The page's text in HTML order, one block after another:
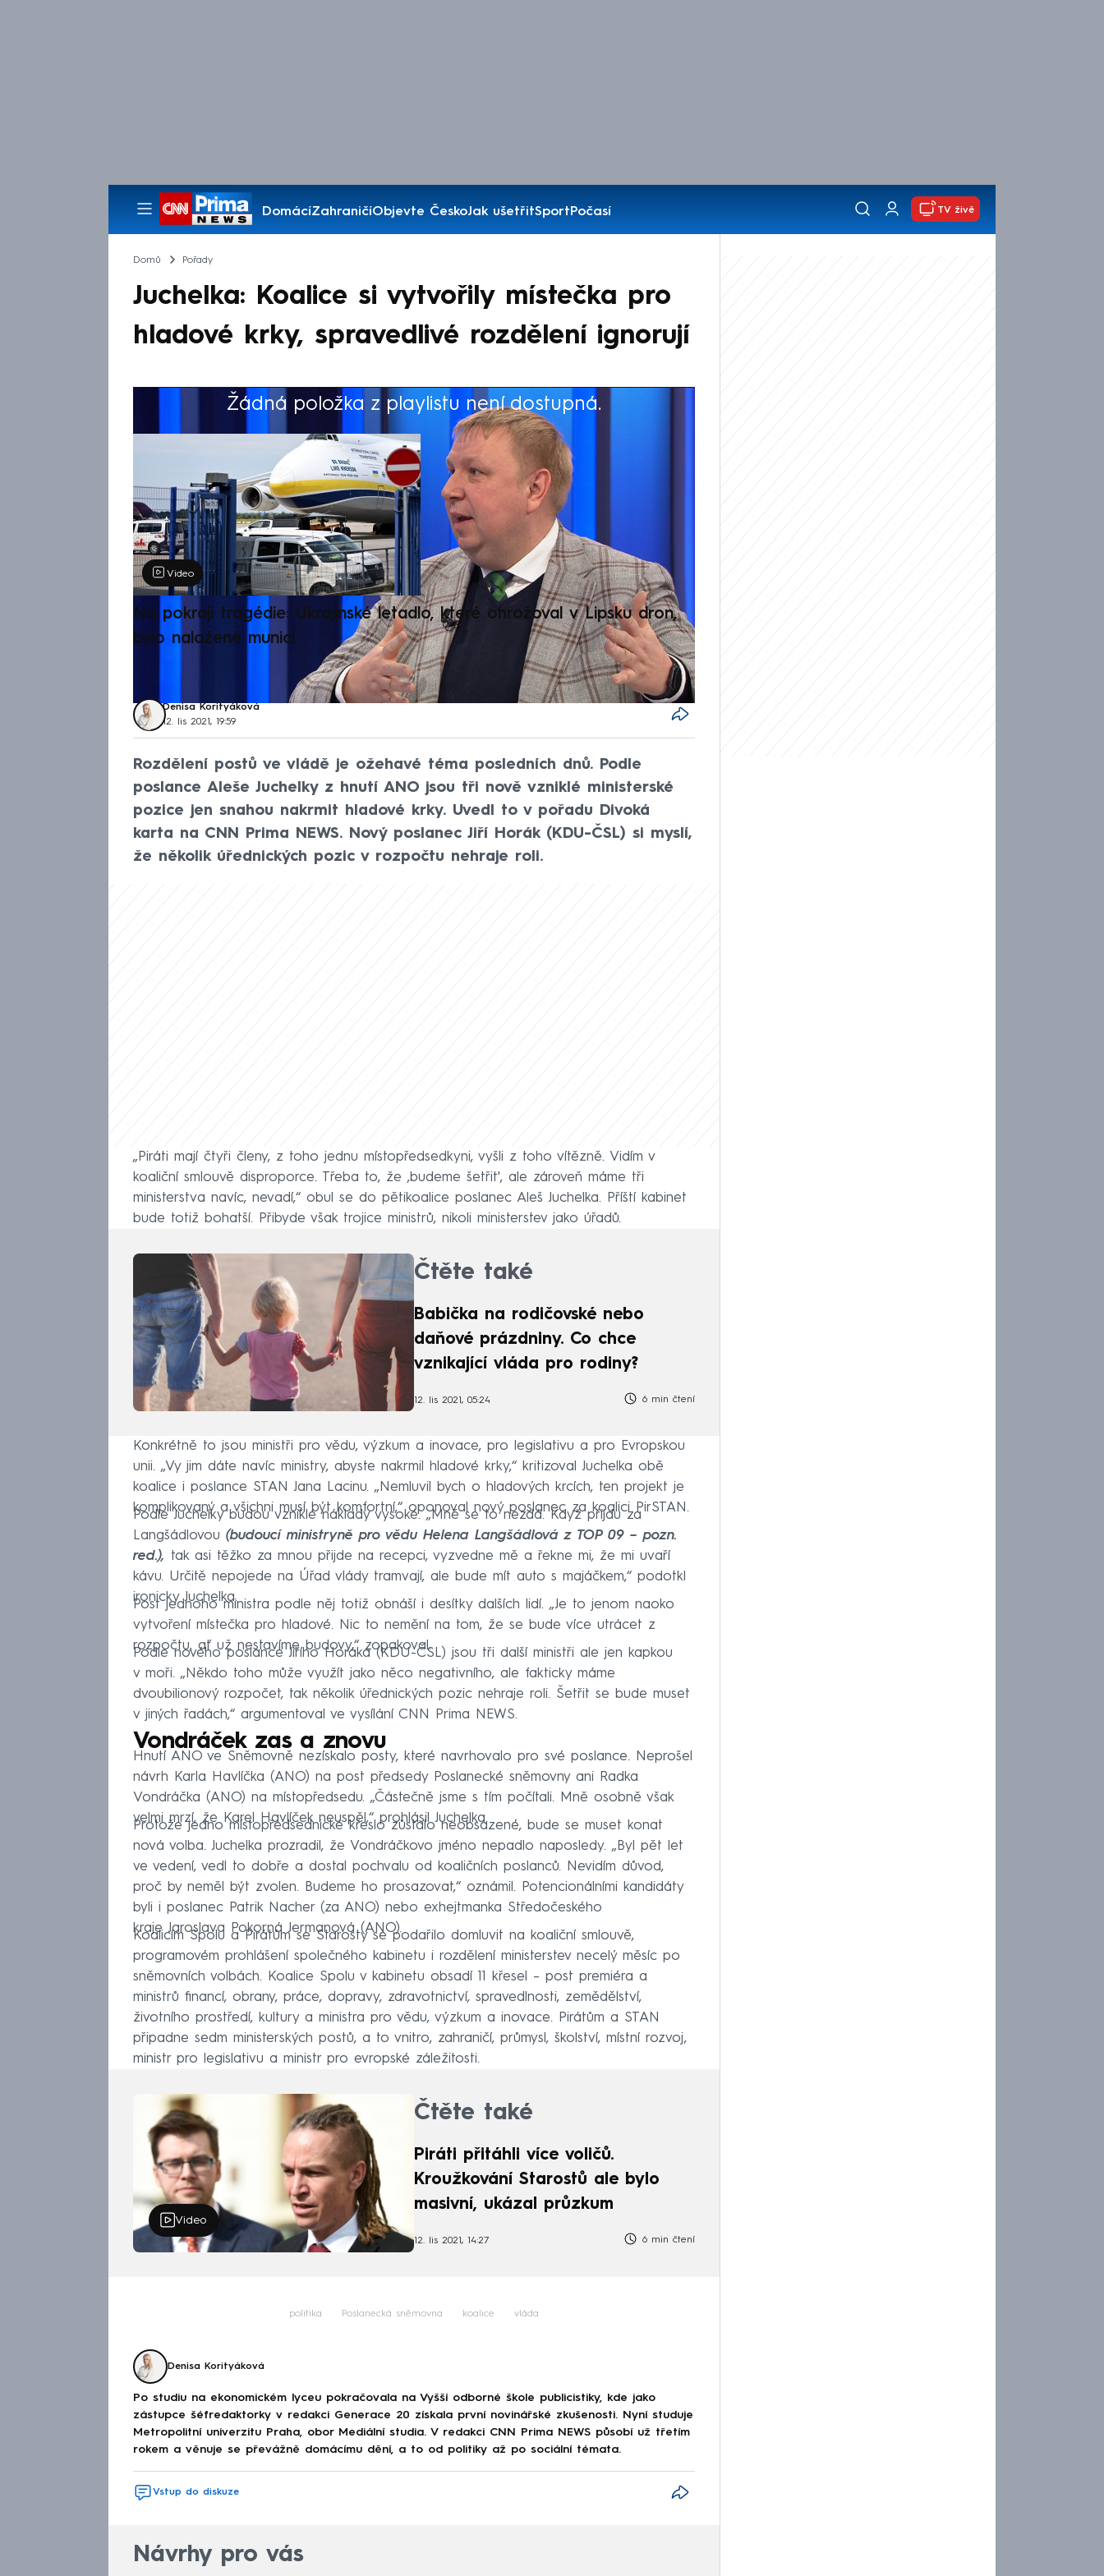
DomácíZahraničíObjevte ČeskoJak ušetřitSportPočasí
Pořady
TV živě
Domů Pořady
Juchelka: Koalice si vytvořily místečka pro
hladové krky, spravedlivé rozdělení ignorují
Žádná položka z playlistu není dostupná.
Výběr redakce
Video
Na pokraji tragédie: Ukrajinské letadlo, které ohrožoval v Lipsku dron,
bylo naložené municí
Denisa Korityáková
12. lis 2021, 19:59
Rozdělení postů ve vládě je ožehavé téma posledních dnů. Podle
poslance Aleše Juchelky z hnutí ANO jsou tři nově vzniklé ministerské
pozice jen snahou nakrmit hladové krky. Uvedl to v pořadu Divoká
karta na CNN Prima NEWS. Nový poslanec Jiří Horák (KDU-ČSL) si myslí,
že několik úřednických pozic v rozpočtu nehraje roli.
„Piráti mají čtyři členy, z toho jednu místopředsedkyni, vyšli z toho vítězně. Vidím v
koaliční smlouvě disproporce. Třeba to, že ‚budeme šetřit', ale zároveň máme tři
ministerstva navíc, nevadí,“ obul se do pětikoalice poslanec Aleš Juchelka. Příští kabinet
bude totiž bohatší. Přibyde však trojice ministrů, nikoli ministerstev jako úřadů.
Čtěte také
Babička na rodičovské nebo
daňové prázdniny. Co chce
vznikající vláda pro rodiny?
12. lis 2021, 05:24 6 min čtení
Konkrétně to jsou ministři pro vědu, výzkum a inovace, pro legislativu a pro Evropskou
unii. „Vy jim dáte navíc ministry, abyste nakrmil hladové krky,“ kritizoval Juchelka obě
koalice i poslance STAN Jana Lacinu. „Nemluvil bych o hladových krcích, ten projekt je
komplikovaný a všichni musí být komfortní,“ oponoval nový poslanec za koalici PirSTAN.
Podle Juchelky budou vzniklé náklady vysoké. „Mně se to nezdá. Když přijdu za
Langšádlovou (budoucí ministryně pro vědu Helena Langšádlová z TOP 09 – pozn.
red.), tak asi těžko za mnou přijde na recepci, vyzvedne mě a řekne mi, že mi uvaří
kávu. Určitě nepojede na Úřad vlády tramvají, ale bude mít auto s majáčkem,“ podotkl
ironicky Juchelka.
Post jednoho ministra podle něj totiž obnáší i desítky dalších lidí. „Je to jenom naoko
vytvoření místečka pro hladové. Nic to nemění na tom, že se bude více utrácet z
rozpočtu, ať už nestavíme budovy,“ zopakoval.
Podle nového poslance Jiřího Horáka (KDU-ČSL) jsou tři další ministři ale jen kapkou
v moři. „Někdo toho může využít jako něco negativního, ale fakticky máme
dvoubilionový rozpočet, tak několik úřednických pozic nehraje roli. Šetřit se bude muset
v jiných řadách,“ argumentoval ve vysílání CNN Prima NEWS.
Vondráček zas a znovu
Hnutí ANO ve Sněmovně nezískalo posty, které navrhovalo pro své poslance. Neprošel
návrh Karla Havlíčka (ANO) na post předsedy Poslanecké sněmovny ani Radka
Vondráčka (ANO) na místopředsedu. „Částečně jsme s tím počítali. Mně osobně však
velmi mrzí, že Karel Havlíček neuspěl,“ prohlásil Juchelka.
Protože jedno místopředsednické křeslo zůstalo neobsazené, bude se muset konat
nová volba. Juchelka prozradil, že Vondráčkovo jméno nepadlo naposledy. „Byl pět let
ve vedení, vedl to dobře a dostal pochvalu od koaličních poslanců. Nevidím důvod,
proč by neměl být zvolen. Budeme ho prosazovat,“ oznámil. Potencionálními kandidáty
byli i poslanec Patrik Nacher (za ANO) nebo exhejtmanka Středočeského
kraje Jaroslava Pokorná Jermanová (ANO).
Koalicím Spolu a Pirátům se Starosty se podařilo domluvit na koaliční smlouvě,
programovém prohlášení společného kabinetu i rozdělení ministerstev necelý měsíc po
sněmovních volbách. Koalice Spolu v kabinetu obsadí 11 křesel – post premiéra a
ministrů financí, obrany, práce, dopravy, zdravotnictví, spravedlnosti, zemědělství,
životního prostředí, kultury a ministra pro vědu, výzkum a inovace. Pirátům a STAN
připadne sedm ministerských postů, a to vnitro, zahraničí, průmysl, školství, místní rozvoj,
ministr pro legislativu a ministr pro evropské záležitosti.
Video
Čtěte také
Piráti přitáhli více voličů.
Kroužkování Starostů ale bylo
masivní, ukázal průzkum
12. lis 2021, 14:27 6 min čtení
politika Poslanecká sněmovna koalice vláda
Denisa Korityáková
Po studiu na ekonomickém lyceu pokračovala na Vyšší odborné škole publicistiky, kde jako
zástupce šéfredaktorky v redakci Generace 20 získala první novinářské zkušenosti. Nyní studuje
Metropolitní univerzitu Praha, obor Mediální studia. V redakci CNN Prima NEWS působí už třetím
rokem a věnuje se převážně domácímu dění, a to od politiky až po sociální témata.
Vstup do diskuze
Návrhy pro vás